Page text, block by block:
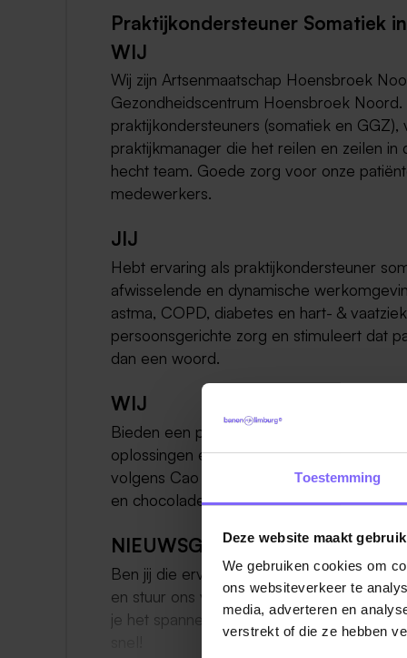
Toestemming
Deze website maakt
We gebruiken cookies om
ons websiteverkeer te
media, adverteren en
verstrekt of die ze hebben
Praktijkondersteuner Somatiek
WIJ
Wij zijn Artsenmaatschap Hoensbroek
Gezondheidscentrum Hoensbroek
praktijkondersteuners (somatiek en
praktijkmanager die het reilen en zeilen
hecht team. Goede zorg voor onze
medewerkers.
JIJ
Hebt ervaring als praktijkondersteuner
afwisselende en dynamische
astma, COPD, diabetes en hart- &
persoonsgerichte zorg en stimuleert dat
dan een woord.
WIJ
Bieden een prettige en inspirerende
oplossingen en mogelijkheden. Geven
volgens Cao Huisartsenzorg en
en chocoladecake. Staan samen stil bij
NIEUWSGIERIG?
Ben jij die ervaren praktijkondersteuner
en stuur ons vandaag nog jouw
je het spannend en wil je liever eerst een